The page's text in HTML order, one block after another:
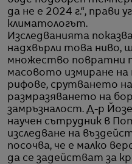
да не е 2024 г.“, прави
климатологът.
Изследванията
надхвърли това ниво,
множество повратни
масовото измиране
рифове, срутването
размразяването на
замръзналост. Д-р
научен сътрудник в
изследване на
посочва, че е малко
да се задействат за